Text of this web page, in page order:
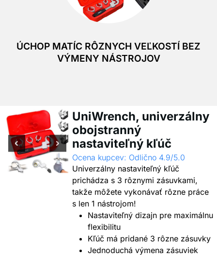
ÚCHOP MATÍC RÔZNYCH VEĽKOSTÍ BEZ
VÝMENY NÁSTROJOV
UniWrench, univerzálny
obojstranný
nastaviteľný kľúč
Ocena kupcev: Odlično 4.9/5.0
Univerzálny nastaviteľný kľúč
prichádza s 3 rôznymi zásuvkami,
takže môžete vykonávať rôzne práce
s len 1 nástrojom!
Nastaviteľný dizajn pre maximálnu
flexibilitu
Kľúč má pridané 3 rôzne zásuvky
Jednoduchá výmena zásuviek